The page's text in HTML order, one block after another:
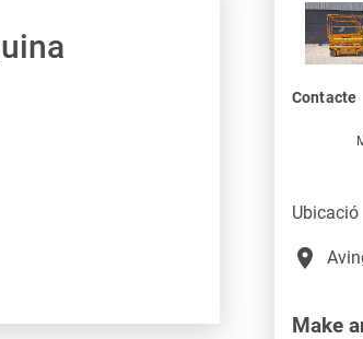
Contacte
Ubicació
place
Make